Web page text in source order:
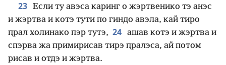
23 Если ту авэса каринг о жэртвенико тэ анэс
и жэртва и котэ тути по гиндо авэла, кай тиро
ԥрал холинако пэр тутэ, 24 ашав котэ и жэртва и
спэрва жа примирисав тирэ ԥралэса, ай потом
рисав и отдэ и жэртва.